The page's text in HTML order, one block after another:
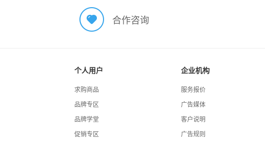
合作咨询
个人用户
求购商品
品牌专区
品牌学堂
促销专区
企业机构
服务报价
广告媒体
客户说明
广告规则